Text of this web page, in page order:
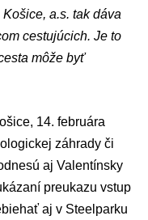
a.s. tak dáva
cestujúcich. Je to
môže byť
14. februára
záhrady či
aj Valentínsky
preukazu vstup
aj v Steelparku